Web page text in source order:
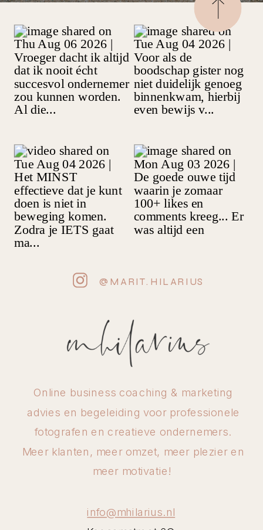
Online business coaching & marketing
advies en begeleiding voor professionele
fotografen en creatieve ondernemers.
Meer klanten, meer omzet, meer plezier en
meer motivatie!
@MARIT.HILARIUS
info@mhilarius.nl